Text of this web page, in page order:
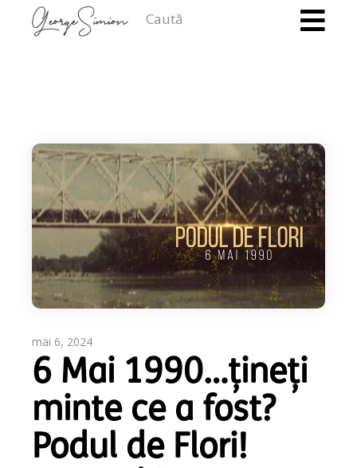
mai 6, 2024
6 Mai 1990…țineți
minte ce a fost?
Podul de Flori!